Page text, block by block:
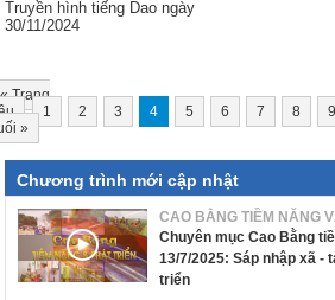
Truyền hình tiếng Dao ngày
30/11/2024
«Trang
1 2 3 4 5 6 7 8 9
»
Chương trình mới cập nhật
CAO BẰNG TIỀM NĂNG
Chuyên mục Cao Bằng
13/7/2025: Sáp nhập xã -
triển